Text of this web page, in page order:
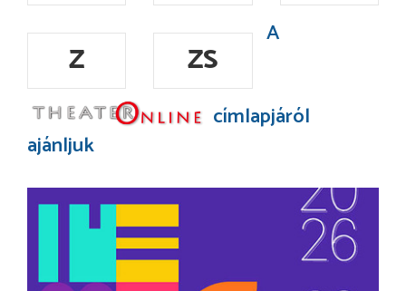
Z
ZS
A
címlapjáról
ajánljuk